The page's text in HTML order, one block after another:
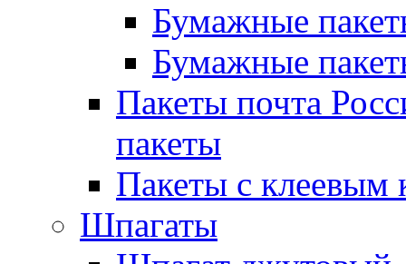
Бумажные
Бумажные
Пакеты почта
пакеты
Пакеты с клеевым
Шпагаты